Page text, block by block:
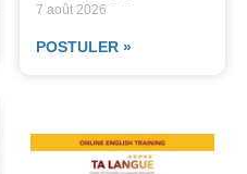
7 août 2026
POSTULER »